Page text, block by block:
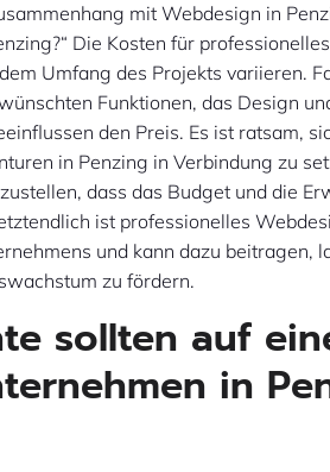
mit Webdesign in
Die Kosten für
Umfang des Projekts variieren.
Funktionen, das Design
den Preis. Es ist ratsam,
in Penzing in Verbindung zu
dass das Budget und die
ist professionelles
und kann dazu beitragen,
zu fördern.
sollten auf
in